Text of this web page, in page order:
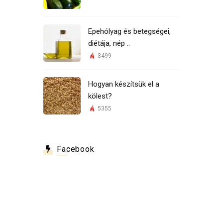
Epehólyag és betegségei,
diétája, nép ..
3499
Hogyan készítsük el a
kölest?
5355
Facebook